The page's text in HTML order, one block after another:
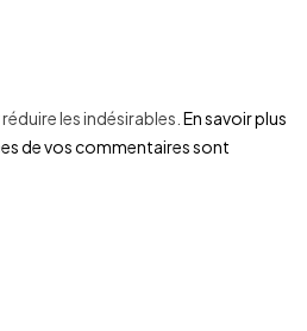
les indésirables. En savoir plus
de vos commentaires sont